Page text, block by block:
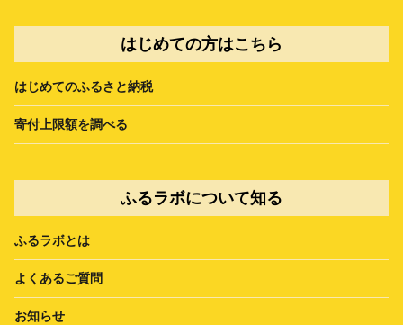
はじめての方はこちら
はじめてのふるさと納税
寄付上限額を調べる
ふるラボについて知る
ふるラボとは
よくあるご質問
お知らせ